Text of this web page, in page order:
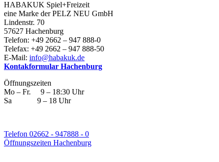
HABAKUK Spiel+Freizeit
eine Marke der PELZ NEU GmbH
Lindenstr. 70
57627 Hachenburg
Telefon: +49 2662 – 947 888-0
Telefax: +49 2662 – 947 888-50
E-Mail: info@habakuk.de
Kontakformular Hachenburg
Öffnungszeiten
Mo – Fr. 9 – 18:30 Uhr
Sa 9 – 18 Uhr
Telefon 02662 - 947888 - 0
Öffnungszeiten Hachenburg